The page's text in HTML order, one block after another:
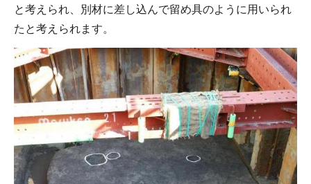
と考えられ、別材に差し込んで留め具のように用いられ
たと考えられます。